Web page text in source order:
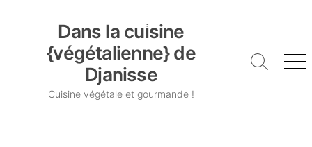
Dans la cuisine
{végétalienne} de
Djanisse
Cuisine végétale et gourmande !
Search